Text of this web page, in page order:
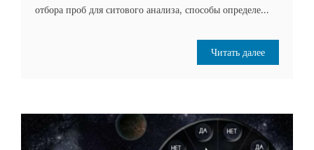
отбора проб для ситового анализа, способы определе...
Читать далее